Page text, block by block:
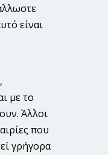
είναι
με το
Άλλοι
που
γρήγορα